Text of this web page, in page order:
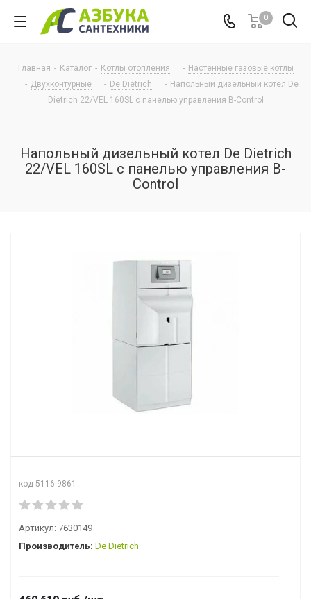
0
Главная - Каталог - Котлы отопления - Настенные газовые котлы
- Двухконтурные - De Dietrich - Напольный дизельный котел De
Dietrich 22/VEL 160SL с панелью управления B-Control
Напольный дизельный котел De Dietrich
22/VEL 160SL с панелью управления B-
Control
код 5116-9861
Артикул: 7630149
Производитель: De Dietrich